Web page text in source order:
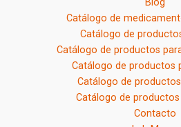
Catálogo de
Catálogo de
Catálogo de productos
Catálogo de productos
Catálogo de
Catálogo de
Contacto